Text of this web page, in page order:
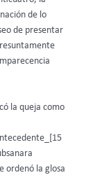
de lo
de presentar
la queja como
ordenó la glosa